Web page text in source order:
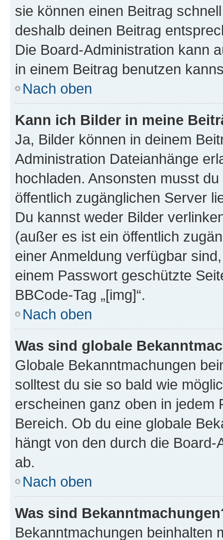
sie können einen Beitrag
deshalb deinen Beitrag
Die Board-Administration kann
in einem Beitrag benutzen
Nach oben
Kann ich Bilder in meine
Ja, Bilder können in deinem
Administration Dateianhänge
hochladen. Ansonsten musst
öffentlich zugänglichen Server
Du kannst weder Bilder
(außer es ist ein öffentlich
einer Anmeldung verfügbar
einem Passwort geschützte
BBCode-Tag „[img]“.
Nach oben
Was sind globale
Globale Bekanntmachungen
solltest du sie so bald wie
erscheinen ganz oben in jedem
Bereich. Ob du eine globale
hängt von den durch die
ab.
Nach oben
Was sind
Bekanntmachungen beinhalten